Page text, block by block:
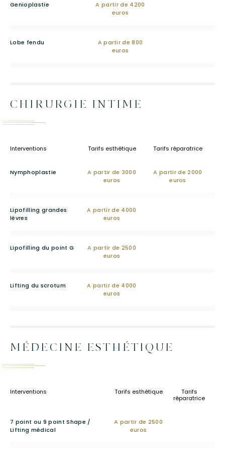
Genioplastie
A partir de 4200
euros
Lobe fendu
A partir de 800
euros
CHIRURGIE INTIME
Interventions Tarifs esthétique Tarifs réparatrice
Nymphoplastie
A partir de 3000
euros
A partir de 2000
euros
Lipofilling grandes
lèvres
A partir de 4000
euros
Lipofilling du point G
A partir de 2500
euros
Lifting du scrotum
A partir de 4000
euros
MÉDECINE ESTHÉTIQUE
Interventions Tarifs esthétique
Tarifs
réparatrice
7 point ou 9 point Shape /
Lifting médical
A partir de 2500
euros